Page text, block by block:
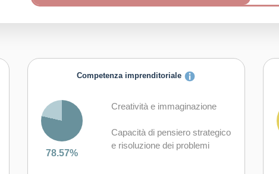
Competenza imprenditoriale
78.57%
Creatività e immaginazione
Capacità di pensiero strategico
e risoluzione dei problemi